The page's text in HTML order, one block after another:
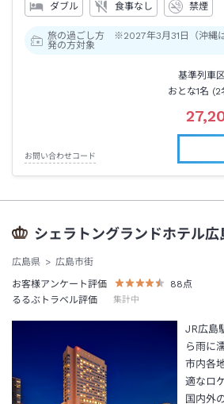
ダブル 食事なし 禁煙
旅の過ごし方 ※2027年3月31日（沖縄
発の方対象
基準列車
おとな1名 (2
お問い合わせコード
シェラトングランドホテル広
広島県
広島市街
お客様アンケート評価
88点
るるぶトラベル評価
集計中
JR広島
ら雨に
市内各
適なロ
国内外